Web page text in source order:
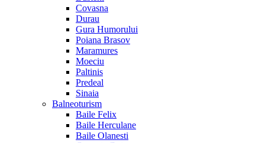
Covasna
Durau
Gura Humorului
Poiana Brasov
Maramures
Moeciu
Paltinis
Predeal
Sinaia
Balneoturism
Baile Felix
Baile Herculane
Baile Olanesti